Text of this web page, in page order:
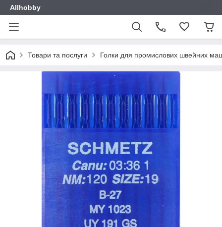
Allhobby
Товари та послуги Голки для промислових швейних